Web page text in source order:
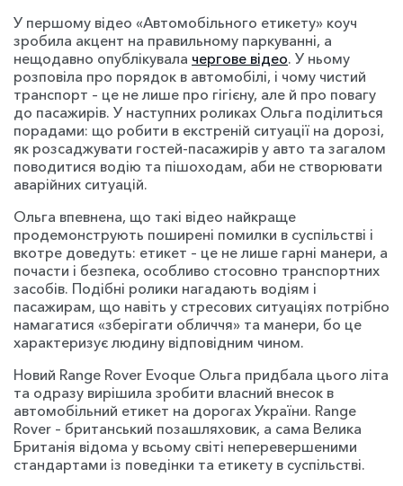
У першому відео «Автомобільного етикету» коуч
зробила акцент на правильному паркуванні, а
нещодавно опублікувала чергове відео. У ньому
розповіла про порядок в автомобілі, і чому чистий
транспорт – це не лише про гігієну, але й про повагу
до пасажирів. У наступних роликах Ольга поділиться
порадами: що робити в екстреній ситуації на дорозі,
як розсаджувати гостей-пасажирів у авто та загалом
поводитися водію та пішоходам, аби не створювати
аварійних ситуацій.
Ольга впевнена, що такі відео найкраще
продемонструють поширені помилки в суспільстві і
вкотре доведуть: етикет – це не лише гарні манери, а
почасти і безпека, особливо стосовно транспортних
засобів. Подібні ролики нагадають водіям і
пасажирам, що навіть у стресових ситуаціях потрібно
намагатися «зберігати обличчя» та манери, бо це
характеризує людину відповідним чином.
Новий Range Rover Evoque Ольга придбала цього літа
та одразу вирішила зробити власний внесок в
автомобільний етикет на дорогах України. Range
Rover – британський позашляховик, а сама Велика
Британія відома у всьому світі неперевершеними
стандартами із поведінки та етикету в суспільстві.